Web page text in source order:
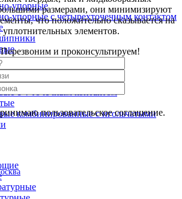
упорные
упорные с четырехточечным контактом
подшипники
с 4-точечным контактом
комбинированные с игольчатыми
размерами, они минимизируют
что положительно сказывается на
элементов.
и проконсультируем!
пользовательское соглашение.